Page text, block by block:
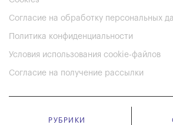
Согласие на обработку персональных
Политика конфиденциальности
Условия использования cookie-файлов
Согласие на получение рассылки
РУБРИКИ